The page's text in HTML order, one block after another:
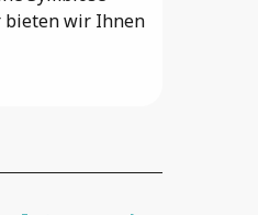
bieten wir Ihnen